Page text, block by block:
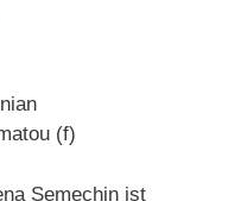
(f)
Semechin ist